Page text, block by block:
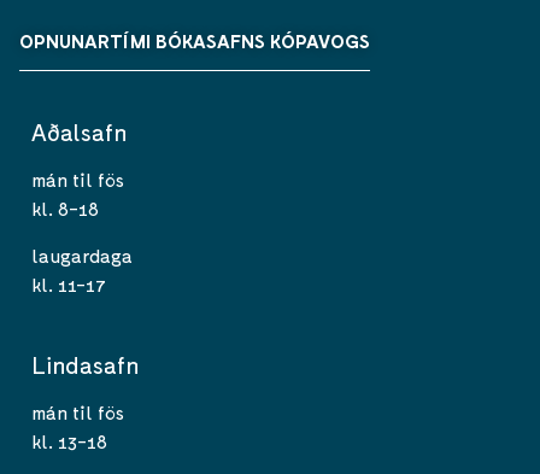
OPNUNARTÍMI BÓKASAFNS KÓPAVOGS
Aðalsafn
mán til fös
kl. 8-18
laugardaga
kl. 11-17
Lindasafn
mán til fös
kl. 13-18